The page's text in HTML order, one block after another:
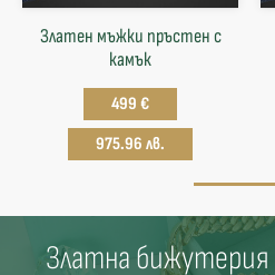
Златен мъжки пръстен с
камък
499 €
975.96 лв.
Златна бижутерия